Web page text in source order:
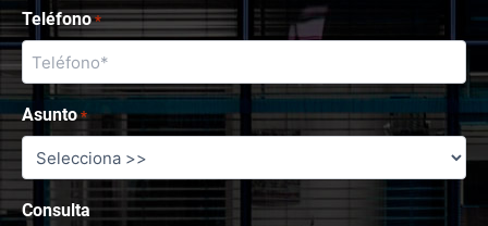
Teléfono *
Asunto *
Consulta